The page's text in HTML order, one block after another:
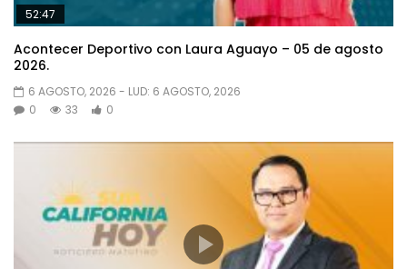
52:47
Acontecer Deportivo con Laura Aguayo – 05 de agosto
2026.
6 AGOSTO, 2026 - LUD: 6 AGOSTO, 2026
0
33 0